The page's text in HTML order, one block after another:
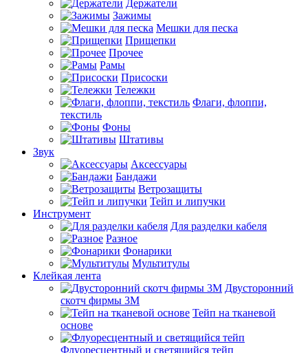
Держатели
Зажимы
Мешки для песка
Прищепки
Прочее
Рамы
Присоски
Тележки
Флаги, флоппи,
текстиль
Фоны
Штативы
Звук
Аксессуары
Бандажи
Ветрозащиты
Тейп и липучки
Инструмент
Для разделки кабеля
Разное
Фонарики
Мультитулы
Клейкая лента
Двусторонний
скотч фирмы 3M
Тейп на тканевой
основе
Флуоресцентный и светящийся тейп